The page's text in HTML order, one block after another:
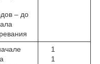
– до
1
1